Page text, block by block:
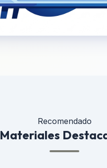
Recomendado
Materiales